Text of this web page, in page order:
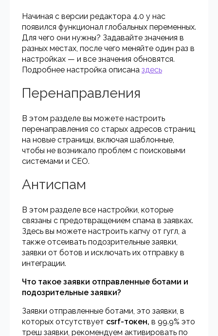
Начиная с версии редактора 4.0 у нас
появился функционал глобальных переменных.
Для чего они нужны? Задавайте значения в
разных местах, после чего меняйте один раз в
настройках — и все значения обновятся.
Подробнее настройка описана здесь
Перенаправления
В этом разделе вы можете настроить
перенаправления со старых адресов страниц
на новые страницы, включая шаблонные,
чтобы не возникало проблем с поисковыми
системами и СЕО.
Антиспам
В этом разделе все настройки, которые
связаны с предотвращением спама в заявках.
Здесь вы можете настроить капчу от гугл, а
также отсеивать подозрительные заявки,
заявки от ботов и исключать их отправку в
интеграции.
Что такое заявки отправленные ботами и
подозрительные заявки?
Заявки отправленные ботами, это заявки, в
которых отсутствует csrf-токен, в 99.9% это
треш заявки, рекомендуем активировать по